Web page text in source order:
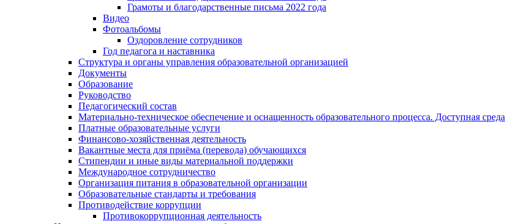
Грамоты и благодарственные письма 2022 года
Видео
Фотоальбомы
Оздоровление сотрудников
Год педагога и наставника
Структура и органы управления образовательной организацией
Документы
Образование
Руководство
Педагогический состав
Материально-техническое обеспечение и оснащенность образовательного процесса. Доступная среда
Платные образовательные услуги
Финансово-хозяйственная деятельность
Вакантные места для приёма (перевода) обучающихся
Стипендии и иные виды материальной поддержки
Международное сотрудничество
Организация питания в образовательной организации
Образовательные стандарты и требования
Противодействие коррупции
Противокоррупционная деятельность